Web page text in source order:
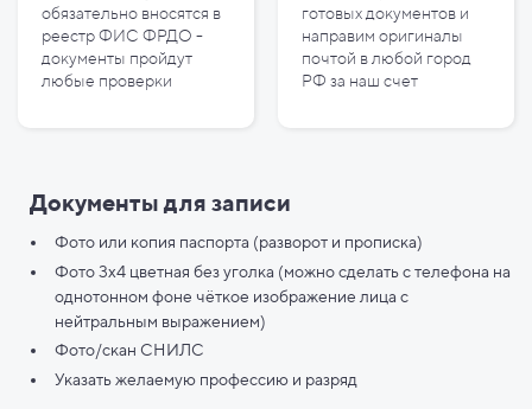
обязательно вносятся в
реестр ФИС ФРДО -
документы пройдут
любые проверки
готовых документов и
направим оригиналы
почтой в любой город
РФ за наш счет
Документы для записи
Фото или копия паспорта (разворот и прописка)
Фото 3х4 цветная без уголка (можно сделать с телефона на
однотонном фоне чёткое изображение лица с
нейтральным выражением)
Фото/скан СНИЛС
Указать желаемую профессию и разряд